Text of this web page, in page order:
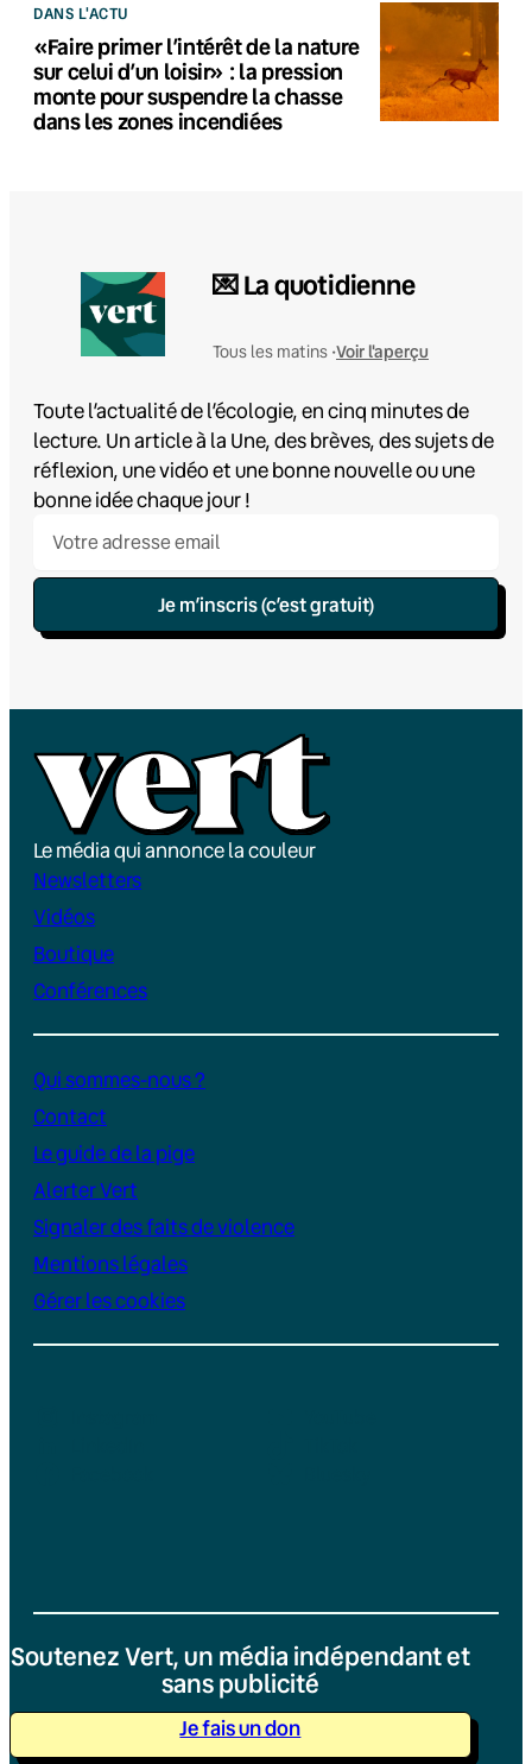
DANS L'ACTU
«Faire primer l’intérêt de la nature
sur celui d’un loisir» : la pression
monte pour suspendre la chasse
dans les zones incendiées
💌 La quotidienne
Tous les matins •Voir l'aperçu
Toute l’actualité de l’écologie, en cinq minutes de
lecture. Un article à la Une, des brèves, des sujets de
réflexion, une vidéo et une bonne nouvelle ou une
bonne idée chaque jour !
Je m’inscris (c’est gratuit)
Le média qui annonce la couleur
Newsletters
Vidéos
Boutique
Conférences
Qui sommes-nous ?
Contact
Le guide de la pige
Alerter Vert
Signaler des faits de violence
Mentions légales
Gérer les cookies
Soutenez Vert, un média indépendant et
sans publicité
Je fais un don